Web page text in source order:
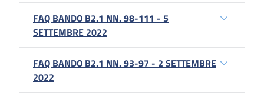
FAQ BANDO B2.1 NN. 98-111 - 5
SETTEMBRE 2022
FAQ BANDO B2.1 NN. 93-97 - 2 SETTEMBRE
2022